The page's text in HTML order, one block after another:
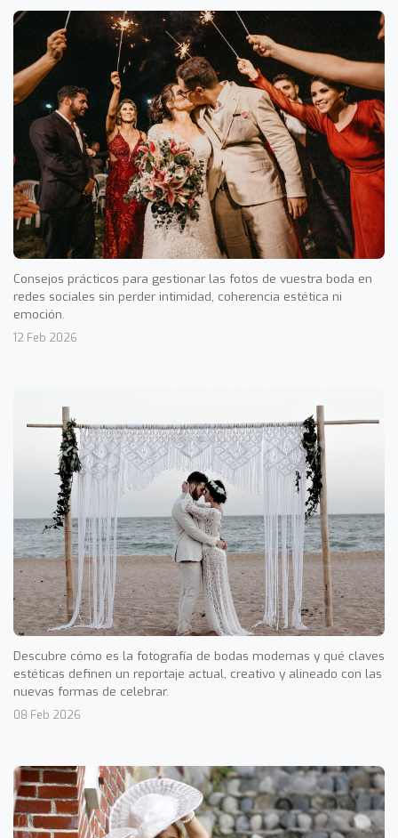
Consejos prácticos para gestionar las fotos de vuestra boda en
redes sociales sin perder intimidad, coherencia estética ni
emoción.
12 Feb 2026
Descubre cómo es la fotografía de bodas modernas y qué claves
estéticas definen un reportaje actual, creativo y alineado con las
nuevas formas de celebrar.
08 Feb 2026